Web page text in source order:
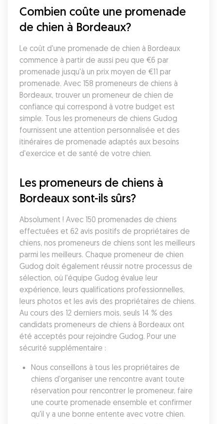
Combien coûte une promenade
de chien à Bordeaux?
Le coût d'une promenade de chien à Bordeaux
commence à partir de aussi peu que €6 par
promenade jusqu'à un prix moyen de €11 par
promenade. Avec 158 promeneurs de chiens à
Bordeaux, trouver un promeneur de chien de
confiance qui correspond à votre budget est
simple. Tous les promeneurs de chiens Gudog
fournissent une attention personnalisée et des
itinéraires de promenade adaptés aux besoins
d'exercice et de santé de votre chien.
Les promeneurs de chiens à
Bordeaux sont-ils sûrs?
Absolument ! Avec 150 promenades de chiens
effectuées et 62 avis positifs de propriétaires de
chiens, nos promeneurs de chiens sont les meilleurs
parmi les meilleurs. Chaque promeneur de chien
Gudog doit également réussir notre processus de
sélection, où l'équipe Gudog évalue leur
expérience, leurs qualifications professionnelles,
leurs photos et les avis des propriétaires de chiens.
Au cours des 12 derniers mois, seuls 14 % des
candidats promeneurs de chiens à Bordeaux ont
été acceptés pour rejoindre Gudog. Pour une
sécurité supplémentaire :
Nous conseillons à tous les propriétaires de
chiens d'organiser une rencontre avant toute
réservation pour rencontrer le promeneur, faire
une courte promenade ensemble et confirmer
qu'il y a une bonne entente avec votre chien.